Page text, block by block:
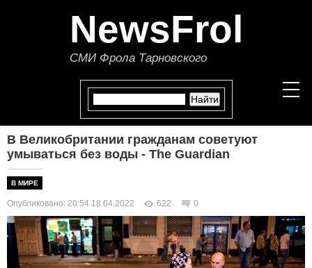
NewsFrol
СМИ Фрола Тарновского
НОВОСТИ
ПОЛИТИКА
ЭКОНОМИКА
В Великобритании гражданам советуют
умываться без воды - The Guardian
В МИРЕ
Опубликовано: 20:54 18.04.2022 622 0